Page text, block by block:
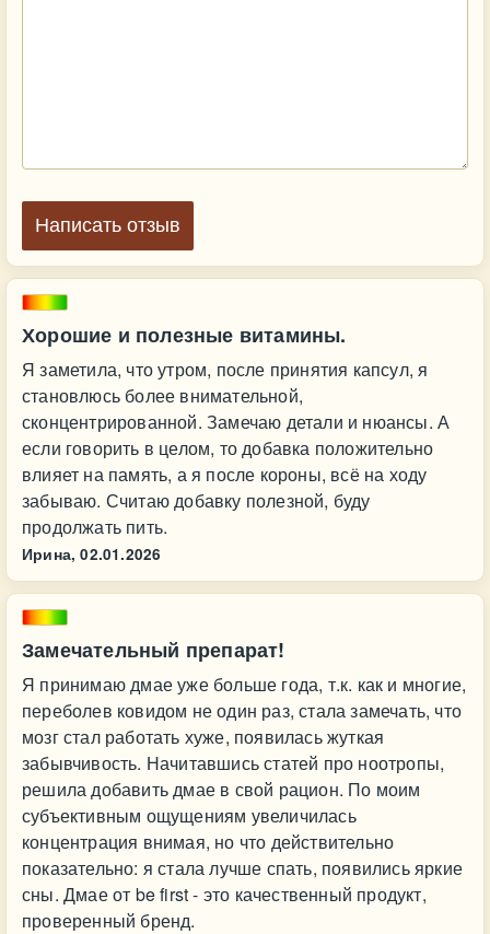
Хорошие и полезные витамины.
Я заметила, что утром, после принятия капсул, я
становлюсь более внимательной,
сконцентрированной. Замечаю детали и нюансы. А
если говорить в целом, то добавка положительно
влияет на память, а я после короны, всё на ходу
забываю. Считаю добавку полезной, буду
продолжать пить.
Ирина, 02.01.2026
Замечательный препарат!
Я принимаю дмае уже больше года, т.к. как и многие,
переболев ковидом не один раз, стала замечать, что
мозг стал работать хуже, появилась жуткая
забывчивость. Начитавшись статей про ноотропы,
решила добавить дмае в свой рацион. По моим
субъективным ощущениям увеличилась
концентрация внимая, но что действительно
показательно: я стала лучше спать, появились яркие
сны. Дмае от be first - это качественный продукт,
проверенный бренд.
Написать отзыв